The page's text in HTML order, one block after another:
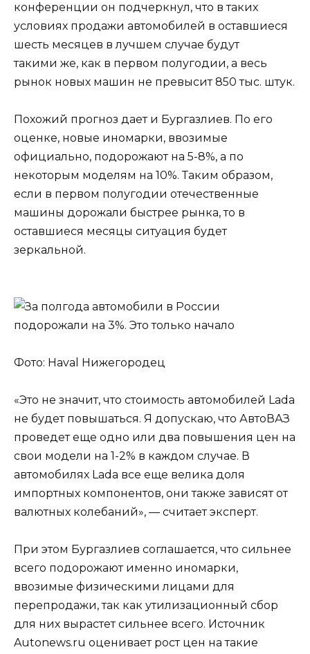
конференции он подчеркнул, что в таких
условиях продажи автомобилей в оставшиеся
шесть месяцев в лучшем случае будут
такими же, как в первом полугодии, а весь
рынок новых машин не превысит 850 тыс. штук.
Похожий прогноз дает и Бургазлиев. По его
оценке, новые иномарки, ввозимые
официально, подорожают на 5-8%, а по
некоторым моделям на 10%. Таким образом,
если в первом полугодии отечественные
машины дорожали быстрее рынка, то в
оставшиеся месяцы ситуация будет
зеркальной.
Фото: Haval Нижегородец
«Это не значит, что стоимость автомобилей Lada
не будет повышаться. Я допускаю, что АвтоВАЗ
проведет еще одно или два повышения цен на
свои модели на 1-2% в каждом случае. В
автомобилях Lada все еще велика доля
импортных компонентов, они также зависят от
валютных колебаний», — считает эксперт.
При этом Бургазлиев соглашается, что сильнее
всего подорожают именно иномарки,
ввозимые физическими лицами для
перепродажи, так как утилизационный сбор
для них вырастет сильнее всего. Источник
Autonews.ru оценивает рост цен на такие